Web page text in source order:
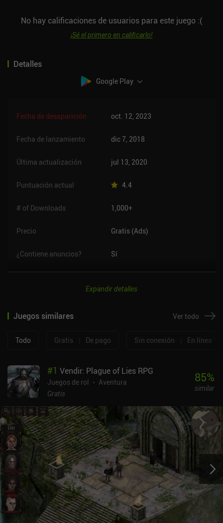
No hay calificaciones de usuarios para este juego :(
¡Sé el primero en calificarlo!
Detalles
Google Play
Fecha de desaparición oct. 12, 2023
Fecha de lanzamiento dic 7, 2018
Última actualización jul 13, 2020
Puntuación actual 4.4
# of Downloads 1,000+
Precio Gratis (Ads)
¿Contiene anuncios? Sí
Expandir detalles
Juegos similares Ver todo
Todo Gratis De pago Sin conexión En línea
#1 Vendir: Plague of Lies RPG
Juegos de rol
Aventura
Gratis
85%
similar